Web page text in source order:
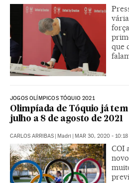
que
JOGOS OLÍMPICOS TÓQUIO 2021
Olimpíada de Tóquio já
julho a 8 de agosto de 2021
CARLOS ARRIBAS | Madri | MAR 30, 2020 - 10:18
COI